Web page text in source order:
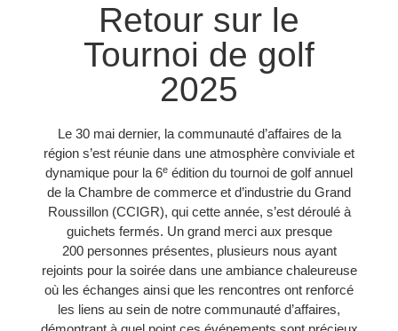
Retour sur le
Tournoi de golf
2025
Le 30 mai dernier, la communauté d’affaires de la
région s’est réunie dans une atmosphère conviviale et
dynamique pour la 6e édition du tournoi de golf annuel
de la Chambre de commerce et d’industrie du Grand
Roussillon (CCIGR), qui cette année, s’est déroulé à
guichets fermés. Un grand merci aux presque
200 personnes présentes, plusieurs nous ayant
rejoints pour la soirée dans une ambiance chaleureuse
où les échanges ainsi que les rencontres ont renforcé
les liens au sein de notre communauté d’affaires,